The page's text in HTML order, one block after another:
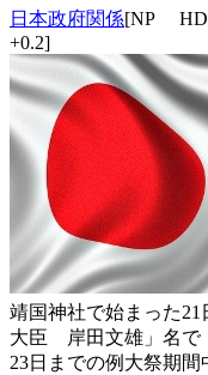
日本政府関係[NP HDP
+0.2]
靖国神社で始まった
大臣 岸田文雄」名で
23日までの例大祭期